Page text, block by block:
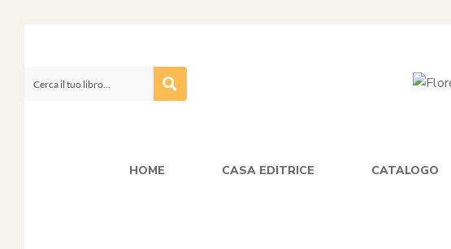
HOME CASA EDITRICE CATALOGO